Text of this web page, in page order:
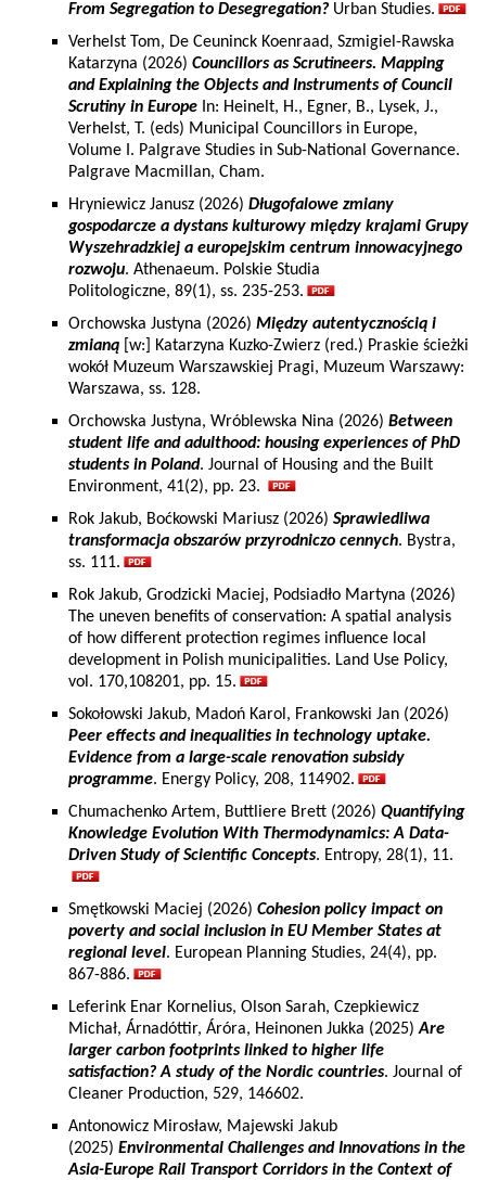
From Segregation to Desegregation? Urban Studies.
Verhelst Tom, De Ceuninck Koenraad, Szmigiel-Rawska
Katarzyna (2026) Councillors as Scrutineers. Mapping
and Explaining the Objects and Instruments of Council
Scrutiny in Europe In: Heinelt, H., Egner, B., Lysek, J.,
Verhelst, T. (eds) Municipal Councillors in Europe,
Volume I. Palgrave Studies in Sub-National Governance.
Palgrave Macmillan, Cham.
Hryniewicz Janusz (2026) Długofalowe zmiany
gospodarcze a dystans kulturowy między krajami Grupy
Wyszehradzkiej a europejskim centrum innowacyjnego
rozwoju. Athenaeum. Polskie Studia
Politologiczne, 89(1), ss. 235-253.
Orchowska Justyna (2026) Między autentycznością i
zmianą [w:] Katarzyna Kuzko-Zwierz (red.) Praskie ścieżki
wokół Muzeum Warszawskiej Pragi, Muzeum Warszawy:
Warszawa, ss. 128.
Orchowska Justyna, Wróblewska Nina (2026) Between
student life and adulthood: housing experiences of PhD
students in Poland. Journal of Housing and the Built
Environment, 41(2), pp. 23.
Rok Jakub, Boćkowski Mariusz (2026) Sprawiedliwa
transformacja obszarów przyrodniczo cennych. Bystra,
ss. 111.
Rok Jakub, Grodzicki Maciej, Podsiadło Martyna (2026)
The uneven benefits of conservation: A spatial analysis
of how different protection regimes influence local
development in Polish municipalities. Land Use Policy,
vol. 170,108201, pp. 15.
Sokołowski Jakub, Madoń Karol, Frankowski Jan (2026)
Peer effects and inequalities in technology uptake.
Evidence from a large-scale renovation subsidy
programme. Energy Policy, 208, 114902.
Chumachenko Artem, Buttliere Brett (2026) Quantifying
Knowledge Evolution With Thermodynamics: A Data-
Driven Study of Scientific Concepts. Entropy, 28(1), 11.
Smętkowski Maciej (2026) Cohesion policy impact on
poverty and social inclusion in EU Member States at
regional level. European Planning Studies, 24(4), pp.
867-886.
Leferink Enar Kornelius, Olson Sarah, Czepkiewicz
Michał, Árnadóttir, Áróra, Heinonen Jukka (2025)Are
larger carbon footprints linked to higher life
satisfaction? A study of the Nordic countries. Journal of
Cleaner Production, 529, 146602.
Antonowicz Mirosław, Majewski Jakub
(2025) Environmental Challenges and Innovations in the
Asia-Europe Rail Transport Corridors in the Context of